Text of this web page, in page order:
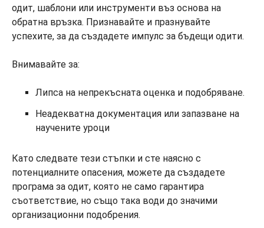
одит, шаблони или инструменти въз основа на
обратна връзка. Признавайте и празнувайте
успехите, за да създадете импулс за бъдещи одити.
Внимавайте за:
Липса на непрекъсната оценка и подобряване.
Неадекватна документация или запазване на
научените уроци
Като следвате тези стъпки и сте наясно с
потенциалните опасения, можете да създадете
програма за одит, която не само гарантира
съответствие, но също така води до значими
организационни подобрения.